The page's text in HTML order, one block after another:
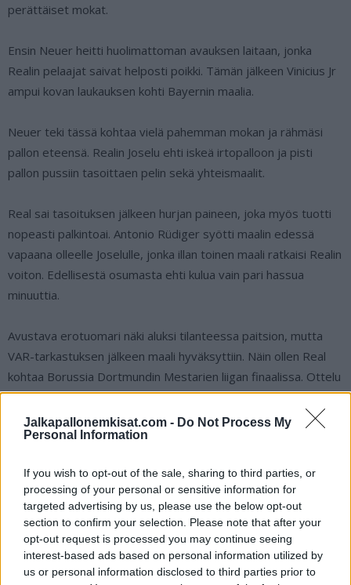
Jalkapallonemkisat.com - Do Not Process My
Personal Information
If you wish to opt-out of the sale, sharing to third parties, or
processing of your personal or sensitive information for
targeted advertising by us, please use the below opt-out
section to confirm your selection. Please note that after your
opt-out request is processed you may continue seeing
interest-based ads based on personal information utilized by
us or personal information disclosed to third parties prior to
perättäiset mokat.
Ensin Neuer heitti huolimattoman avauksen laitaan, jonka
Realin pelaajat saivat helposti poikki. Tämän jälkeen Vinicius Jr
ampui kovan laukauksen kohti Bayernin maalia.
Neuer teki tässä kohtaa vielä pahemman mokan ja rähmäsi
pallon eteensä. Realin Joselu ehti iskeä irtopalloon ja pisti
pallon pussiin tasoittaen pelin sekä yhteismaalit.
Real sai tasoituksen jälkeen hurjan paineen, joka myös tuotti
nopeasti palkintoai. Antonio Rüdiger syötti maalin edessä
vapaana olleelle Joselulle, jonka illan toinen maali ratkaisi Realin
voiton. Edellisestä osumasta ehti kulua vain pari hassua
minuuttia.
Avustava erotuomari näki aluksi tilanteessa paitsion, mutta
VAR-tarkastuksen jälkeen maali hyväksyttiin. Näin ollen Real
kohtaa Borussia Dortmundin Mestarien liigan finaalissa. Ottelu
pelataan 1. kesäkuuta Lontoon Wembleyllä.
Real Madrid raivasi Joselun maaleilla tiensä
Mestarien liigan finaaliin:
Madrid just has all the fucking luck, eh?
pic.twitter.com/fYRZsLief2
— Janco Tianno (@JTianno)May 9, 2024